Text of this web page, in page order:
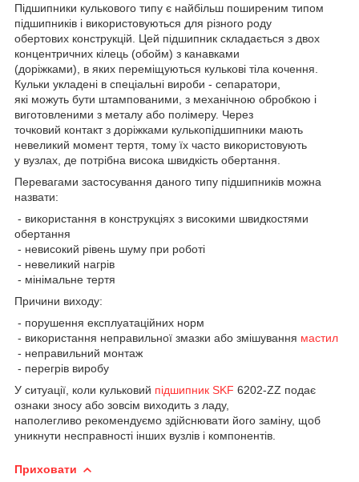
Підшипники кулькового типу є найбільш поширеним типом
підшипників і використовуються для різного роду
обертових конструкцій. Цей підшипник складається з двох
концентричних кілець (обойм) з канавками
(доріжками), в яких переміщуються кулькові тіла кочення.
Кульки укладені в спеціальні вироби - сепаратори,
які можуть бути штампованими, з механічною обробкою і
виготовленими з металу або полімеру. Через
точковий контакт з доріжками кулькопідшипники мають
невеликий момент тертя, тому їх часто використовують
у вузлах, де потрібна висока швидкість обертання.
Перевагами застосування даного типу підшипників можна
назвати:
- використання в конструкціях з високими швидкостями
обертання
- невисокий рівень шуму при роботі
- невеликий нагрів
- мінімальне тертя
Причини виходу:
- порушення експлуатаційних норм
- використання неправильної змазки або змішування мастил
- неправильний монтаж
- перегрів виробу
У ситуації, коли кульковий підшипник SKF 6202-ZZ подає
ознаки зносу або зовсім виходить з ладу,
наполегливо рекомендуємо здійснювати його заміну, щоб
уникнути несправності інших вузлів і компонентів.
Приховати